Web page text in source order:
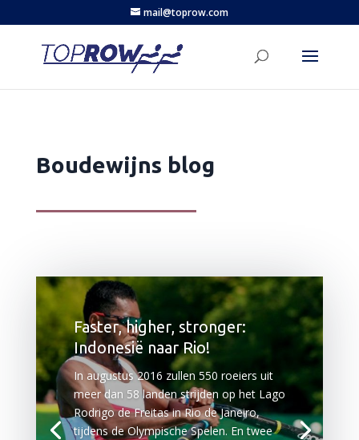
mail@toprow.com
Boudewijns blog
Faster, higher, stronger:
Indonesië naar Rio!
In augustus 2016 zullen 550 roeiers uit
meer dan 58 landen strijden op het Lago
Rodrigo de Freitas in Rio de Janeiro,
tijdens de Olympische Spelen. En twee